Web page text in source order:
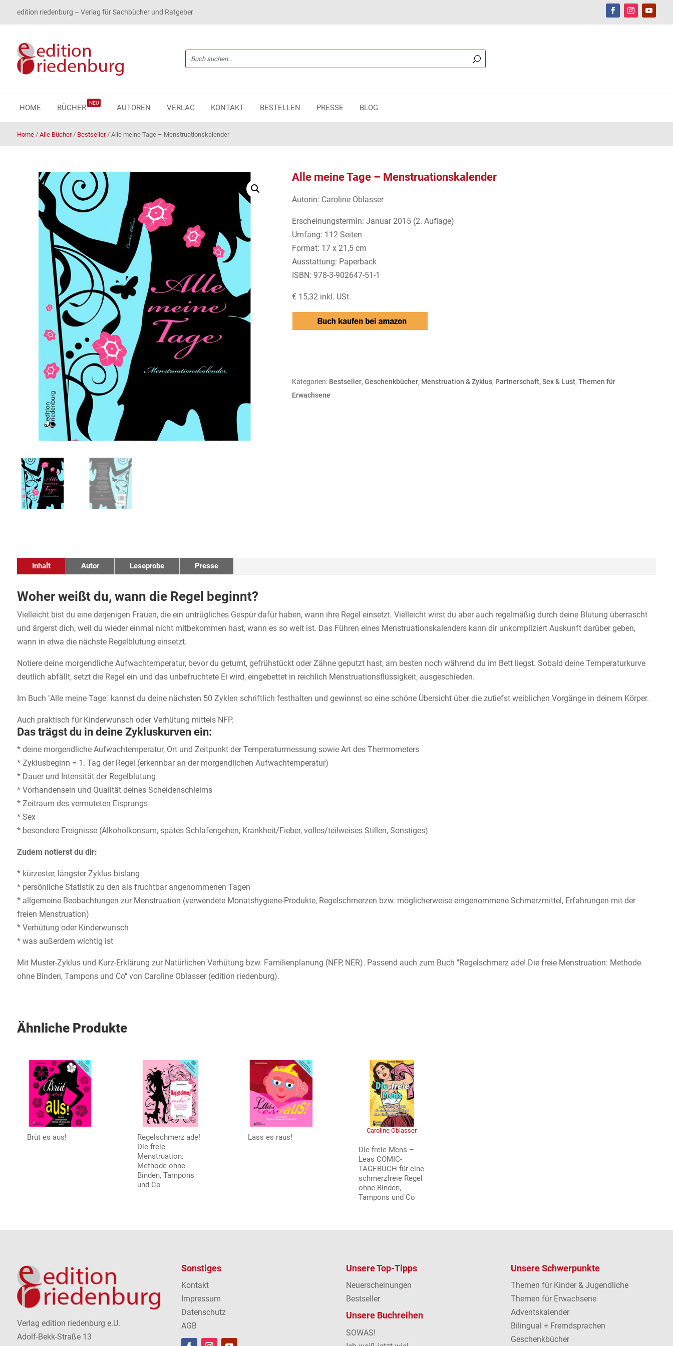
edition riedenburg – Verlag für Sachbücher und Ratgeber
HOME BÜCHER
NEU
AUTOREN VERLAG KONTAKT BESTELLEN PRESSE BLOG
Home/ Alle Bücher/ Bestseller/ Alle meine Tage – Menstruationskalender
Alle meine Tage – Menstruationskalender
Autorin: Caroline Oblasser
Erscheinungstermin: Januar 2015 (2. Auflage)
Umfang: 112 Seiten
Format: 17 x 21,5 cm
Ausstattung: Paperback
ISBN: 978-3-902647-51-1
€ 15,32 inkl. USt.
Kategorien: Bestseller, Geschenkbücher, Menstruation & Zyklus, Partnerschaft, Sex & Lust, Themen für
Erwachsene
Inhalt Autor Leseprobe Presse
Woher weißt du, wann die Regel beginnt?
Vielleicht bist du eine derjenigen Frauen, die ein untrügliches Gespür dafür haben, wann ihre Regel einsetzt. Vielleicht wirst du aber auch regelmäßig durch deine Blutung überrascht
und ärgerst dich, weil du wieder einmal nicht mitbekommen hast, wann es so weit ist. Das Führen eines Menstruationskalenders kann dir unkompliziert Auskunft darüber geben,
wann in etwa die nächste Regelblutung einsetzt.
Notiere deine morgendliche Aufwachtemperatur, bevor du geturnt, gefrühstückt oder Zähne geputzt hast, am besten noch während du im Bett liegst. Sobald deine Temperaturkurve
deutlich abfällt, setzt die Regel ein und das unbefruchtete Ei wird, eingebettet in reichlich Menstruationsflüssigkeit, ausgeschieden.
Im Buch "Alle meine Tage" kannst du deine nächsten 50 Zyklen schriftlich festhalten und gewinnst so eine schöne Übersicht über die zutiefst weiblichen Vorgänge in deinem Körper.
Auch praktisch für Kinderwunsch oder Verhütung mittels NFP.
Das trägst du in deine Zykluskurven ein:
* deine morgendliche Aufwachtemperatur, Ort und Zeitpunkt der Temperaturmessung sowie Art des Thermometers
* Zyklusbeginn = 1. Tag der Regel (erkennbar an der morgendlichen Aufwachtemperatur)
* Dauer und Intensität der Regelblutung
* Vorhandensein und Qualität deines Scheidenschleims
* Zeitraum des vermuteten Eisprungs
* Sex
* besondere Ereignisse (Alkoholkonsum, spätes Schlafengehen, Krankheit/Fieber, volles/teilweises Stillen, Sonstiges)
Zudem notierst du dir:
* kürzester, längster Zyklus bislang
* persönliche Statistik zu den als fruchtbar angenommenen Tagen
* allgemeine Beobachtungen zur Menstruation (verwendete Monatshygiene-Produkte, Regelschmerzen bzw. möglicherweise eingenommene Schmerzmittel, Erfahrungen mit der
freien Menstruation)
* Verhütung oder Kinderwunsch
* was außerdem wichtig ist
Mit Muster-Zyklus und Kurz-Erklärung zur Natürlichen Verhütung bzw. Familienplanung (NFP, NER). Passend auch zum Buch "Regelschmerz ade! Die freie Menstruation: Methode
ohne Binden, Tampons und Co" von Caroline Oblasser (edition riedenburg).
Ähnliche Produkte
Brüt es aus!
Regelschmerz ade!
Die freie
Menstruation:
Methode ohne
Binden, Tampons
und Co
Lass es raus!
Caroline Oblasser
Die freie Mens –
Leas COMIC-
TAGEBUCH für eine
schmerzfreie Regel
ohne Binden,
Tampons und Co
Verlag edition riedenburg e.U.
Adolf-Bekk-Straße 13
Sonstiges
Kontakt
Impressum
Datenschutz
AGB
Unsere Top-Tipps
Neuerscheinungen
Bestseller
Unsere Buchreihen
SOWAS!
Unsere Schwerpunkte
Themen für Kinder & Jugendliche
Themen für Erwachsene
Adventskalender
Bilingual + Fremdsprachen
Geschenkbücher